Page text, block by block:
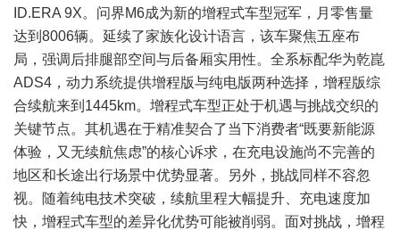
ID.ERA 9X。问界M6成为新的增程式车型冠军，月零售量
达到8006辆。延续了家族化设计语言，该车聚焦五座布
局，强调后排腿部空间与后备厢实用性。全系标配华为乾崑
ADS4，动力系统提供增程版与纯电版两种选择，增程版综
合续航来到1445km。增程式车型正处于机遇与挑战交织的
关键节点。其机遇在于精准契合了当下消费者“既要新能源
体验，又无续航焦虑”的核心诉求，在充电设施尚不完善的
地区和长途出行场景中优势显著。另外，挑战同样不容忽
视。随着纯电技术突破，续航里程大幅提升、充电速度加
快，增程式车型的差异化优势可能被削弱。面对挑战，增程